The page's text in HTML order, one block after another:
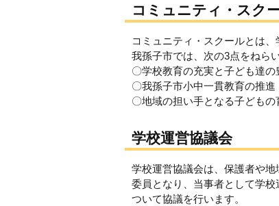
コミュニティ・スク
コミュニティ・スクールとは
我孫子市では、次の3点をねら
〇学校教育の充実と子ども達
〇我孫子市小中一貫教育の推進
〇地域の担い手となる子どもの
学校運営協議会
学校運営協議会は、保護者や
委員となり、当事者として学
ついて協議を行います。